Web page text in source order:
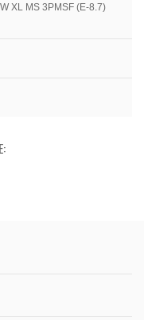
XL MS 3PMSF (E-8.7)